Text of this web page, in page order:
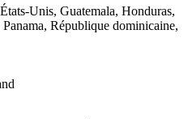
Unis, Guatemala, Honduras,
République dominicaine,